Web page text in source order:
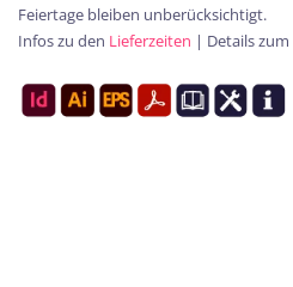
Feiertage bleiben unberücksichtigt.
Infos zu den Lieferzeiten | Details zum